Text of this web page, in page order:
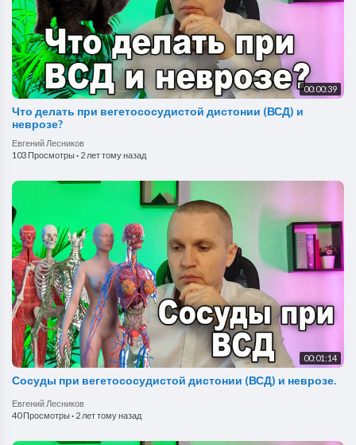
00:00:39
Что делать при вегетососудистой дистонии (ВСД) и
неврозе?
Евгений Лесников
103 Просмотры· 2 лет тому назад
00:01:14
Сосуды при вегетососудистой дистонии (ВСД) и неврозе.
Евгений Лесников
40 Просмотры· 2 лет тому назад